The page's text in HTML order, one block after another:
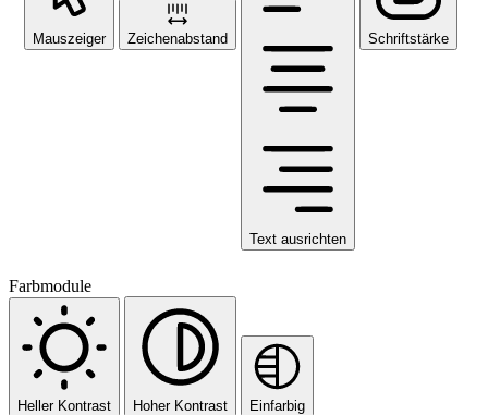
Mauszeiger Zeichenabstand
Text ausrichten
Schriftstärke
Farbmodule
Heller Kontrast Hoher Kontrast Einfarbig